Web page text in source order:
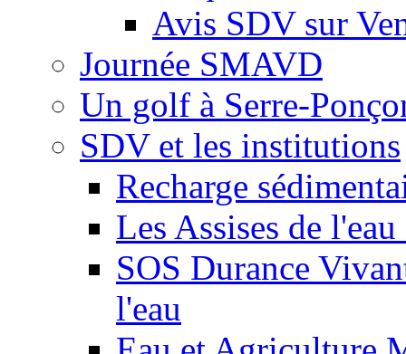
Avis SDV sur
Journée SMAVD
Un golf à Serre-
SDV et les institutions
Recharge
Les Assises de
SOS Durance
l'eau